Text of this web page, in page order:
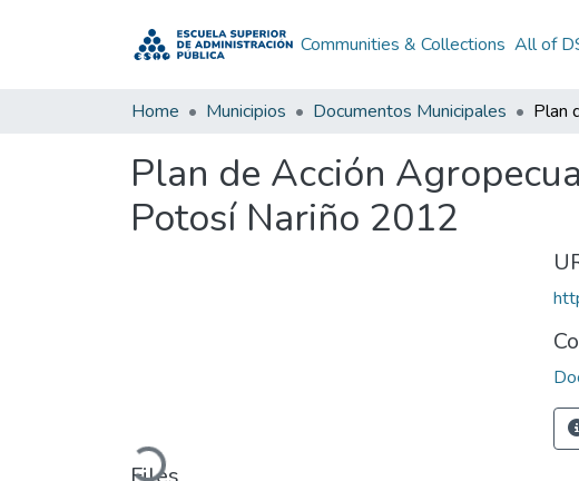
Communities & Collections All of
Home Municipios Documentos Municipales
Plan de Acción
Potosí Nariño 2012
Loading...